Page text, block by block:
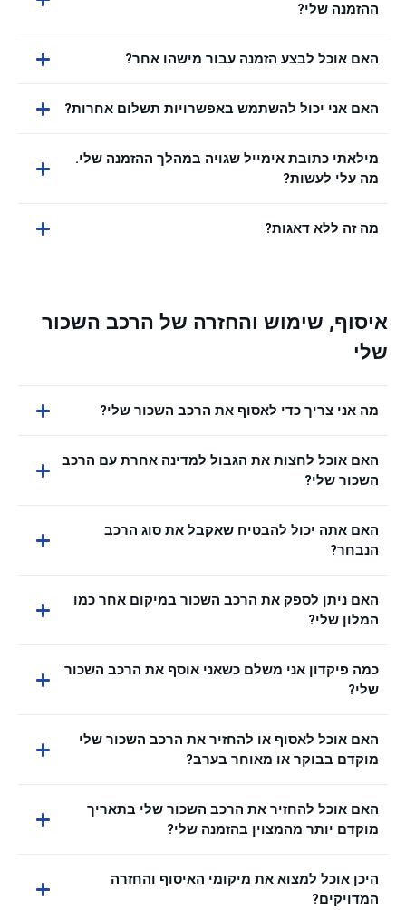
ההזמנה שלי?
האם אוכל לבצע הזמנה עבור מישהו אחר?
האם אני יכול להשתמש באפשרויות תשלום אחרות?
מילאתי כתובת אימייל שגויה במהלך ההזמנה שלי.
מה עלי לעשות?
מה זה ללא דאגות?
איסוף, שימוש והחזרה של הרכב השכור
שלי
מה אני צריך כדי לאסוף את הרכב השכור שלי?
האם אוכל לחצות את הגבול למדינה אחרת עם הרכב
השכור שלי?
האם אתה יכול להבטיח שאקבל את סוג הרכב
הנבחר?
האם ניתן לספק את הרכב השכור במיקום אחר כמו
המלון שלי?
כמה פיקדון אני משלם כשאני אוסף את הרכב השכור
שלי?
האם אוכל לאסוף או להחזיר את הרכב השכור שלי
מוקדם בבוקר או מאוחר בערב?
האם אוכל להחזיר את הרכב השכור שלי בתאריך
מוקדם יותר מהמצוין בהזמנה שלי?
היכן אוכל למצוא את מיקומי האיסוף והחזרה
המדויקים?